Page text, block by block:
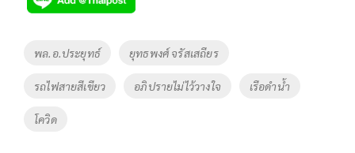
b
o
o
k
er y
Li
Tags
พล.อ.ประยุทธ์ ยุทธพงศ์ จรัสเสถียร
รถไฟสายสีเขียว อภิปรายไม่ไว้วางใจ เรือดำน้ำ
โควิด